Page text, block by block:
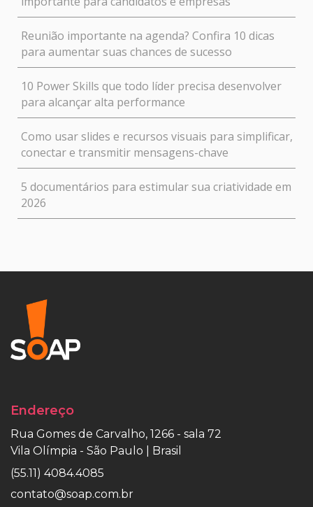
Reunião importante na agenda? Confira 10 dicas
para aumentar suas chances de sucesso
10 Power Skills que todo líder precisa desenvolver
para alcançar alta performance
Como usar slides e recursos visuais para simplificar,
conectar e transmitir mensagens-chave
5 documentários para estimular sua criatividade em
2026
Endereço
Rua Gomes de Carvalho, 1266 - sala 72
Vila Olímpia - São Paulo | Brasil
(55.11) 4084.4085
contato@soap.com.br